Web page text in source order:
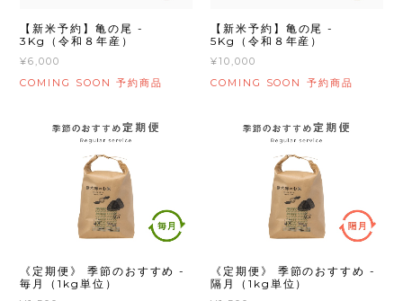
【新米予約】亀の尾 -
3Kg（令和８年産）
¥6,000
COMING SOON
予約商品
【新米予約】亀の尾 -
5Kg（令和８年産）
¥10,000
COMING SOON
予約商品
《定期便》 季節のおすすめ -
毎月（1kg単位）
《定期便》 季節のおすすめ -
隔月（1kg単位）